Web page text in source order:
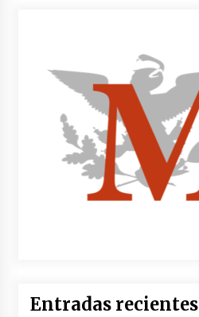
Entradas recientes